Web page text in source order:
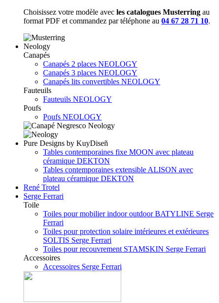
Choisissez votre modèle avec les catalogues Musterring au
format PDF et commandez par téléphone au 04 67 28 71 10.
Neology
Canapés
Canapés 2 places NEOLOGY
Canapés 3 places NEOLOGY
Canapés lits convertibles NEOLOGY
Fauteuils
Fauteuils NEOLOGY
Poufs
Poufs NEOLOGY
Pure Designs by KuyDiseñ
Tables contemporaines fixe MOON avec plateau
céramique DEKTON
Tables contemporaines extensible ALISON avec
plateau céramique DEKTON
René Trotel
Serge Ferrari
Toile
Toiles pour mobilier indoor outdoor BATYLINE Serge
Ferrari
Toiles pour protection solaire intérieures et extérieures
SOLTIS Serge Ferrari
Toiles pour recouvrement STAMSKIN Serge Ferrari
Accessoires
Accessoires Serge Ferrari